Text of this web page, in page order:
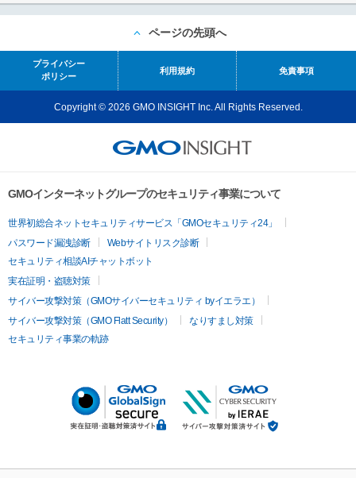
ページの先頭へ
プライバシー
ポリシー
利用規約 免責事項
Copyright © 2026 GMO INSIGHT Inc. All Rights Reserved.
GMOインターネットグループのセキュリティ事業について
世界初総合ネットセキュリティサービス「GMOセキュリティ24」
パスワード漏洩診断
Webサイトリスク診断
セキュリティ相談AIチャットボット
実在証明・盗聴対策
サイバー攻撃対策（GMOサイバーセキュリティ byイエラエ）
サイバー攻撃対策（GMO Flatt Security）
なりすまし対策
セキュリティ事業の軌跡